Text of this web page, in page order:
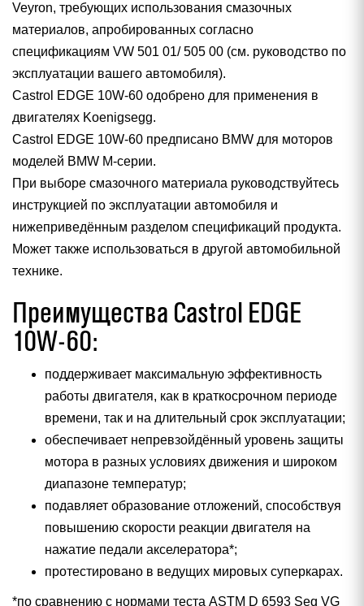
Veyron, требующих использования смазочных
материалов, апробированных согласно
спецификациям VW 501 01/ 505 00 (см. руководство по
эксплуатации вашего автомобиля).
Castrol EDGE 10W-60 одобрено для применения в
двигателях Koenigsegg.
Castrol EDGE 10W-60 предписано BMW для моторов
моделей BMW М-серии.
При выборе смазочного материала руководствуйтесь
инструкцией по эксплуатации автомобиля и
нижеприведённым разделом спецификаций продукта.
Может также использоваться в другой автомобильной
технике.
Преимущества Castrol EDGE
10W-60:
поддерживает максимальную эффективность
работы двигателя, как в краткосрочном периоде
времени, так и на длительный срок эксплуатации;
обеспечивает непревзойдённый уровень защиты
мотора в разных условиях движения и широком
диапазоне температур;
подавляет образование отложений, способствуя
повышению скорости реакции двигателя на
нажатие педали акселератора*;
протестировано в ведущих мировых суперкарах.
*по сравнению с нормами теста ASTM D 6593 Seq VG